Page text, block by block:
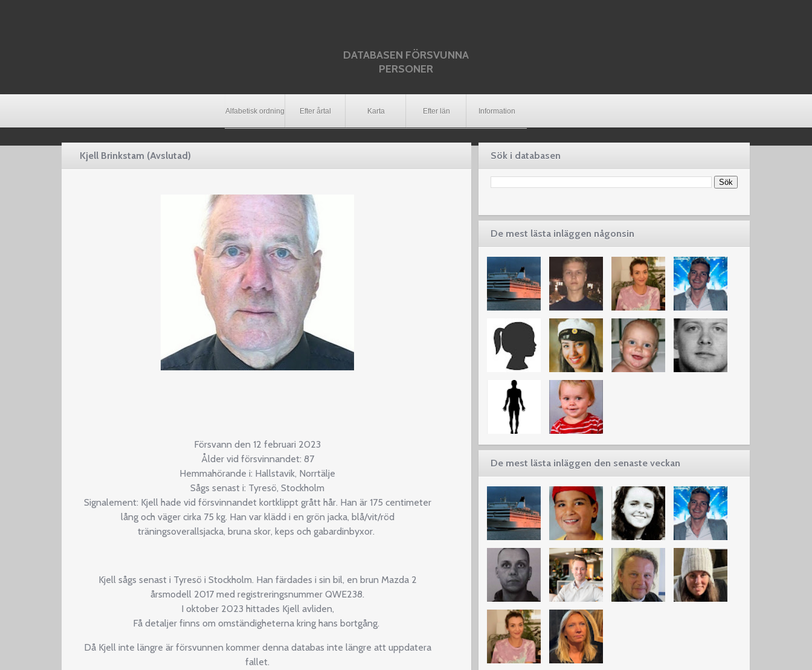
DATABASEN FÖRSVUNNA
PERSONER
Alfabetisk ordning Efter årtal Karta Efter län Information
Kjell Brinkstam (Avslutad)
Försvann den 12 februari 2023
Ålder vid försvinnandet: 87
Hemmahörande i: Hallstavik, Norrtälje
Sågs senast i: Tyresö, Stockholm
Signalement: Kjell hade vid försvinnandet kortklippt grått hår. Han är 175 centimeter
lång och väger cirka 75 kg. Han var klädd i en grön jacka, blå/vit/röd
träningsoverallsjacka, bruna skor, keps och gabardinbyxor.
Kjell sågs senast i Tyresö i Stockholm. Han färdades i sin bil, en brun Mazda 2
årsmodell 2017 med registreringsnummer QWE238.
I oktober 2023 hittades Kjell avliden,
Få detaljer finns om omständigheterna kring hans bortgång.
Då Kjell inte längre är försvunnen kommer denna databas inte längre att uppdatera
fallet.
Sök i databasen
De mest lästa inläggen någonsin
De mest lästa inläggen den senaste veckan